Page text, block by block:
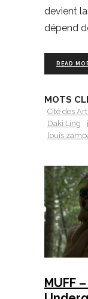
devient
dépend
READ
MOTS
Cité des
Daki Ling
louis
MUFF